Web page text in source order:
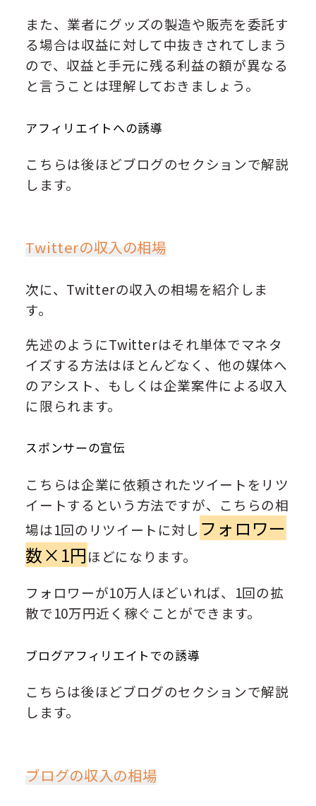
また、業者にグッズの製造や販売を委託す
る場合は収益に対して中抜きされてしまう
ので、収益と手元に残る利益の額が異なる
と言うことは理解しておきましょう。
アフィリエイトへの誘導
こちらは後ほどブログのセクションで解説
します。
Twitterの収入の相場
次に、Twitterの収入の相場を紹介しま
す。
先述のようにTwitterはそれ単体でマネタ
イズする方法はほとんどなく、他の媒体へ
のアシスト、もしくは企業案件による収入
に限られます。
スポンサーの宣伝
こちらは企業に依頼されたツイートをリツ
イートするという方法ですが、こちらの相
場は1回のリツイートに対し フォロワー
数×1円ほどになります。
フォロワーが10万人ほどいれば、1回の拡
散で10万円近く稼ぐことができます。
ブログアフィリエイトでの誘導
こちらは後ほどブログのセクションで解説
します。
ブログの収入の相場